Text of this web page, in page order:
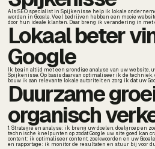
Als SEO specialist in Spijkenisse help ik lokale
worden in Google. Veel bedrijven hebben een mooie
door hun ideale klanten. Daar breng ik verandering in met
Lokaal beter
Google
Ik begin altijd met een grondige analyse van uw website,
Spijkenisse. Op basis daarvan optimaliseer ik de
bouw ik aan relevante lokale autoriteit en zorg ik dat uw
Duurzame
organisch
1. Strategie en analyse: ik breng uw doelen, doelgroep en
technische knelpunten op zodat Google uw site goed kan
content: ik optimaliseer content, zoekwoorden en uw
en rapportage: ik monitor de resultaten en stuur bij voor